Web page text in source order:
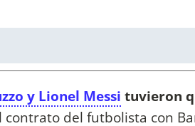
y Lionel Messi tuvieron
contrato del futbolista con